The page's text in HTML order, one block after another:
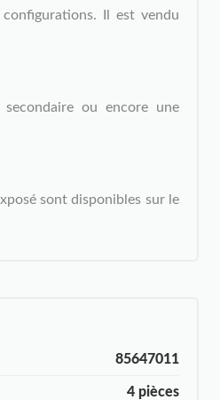
Il est vendu
ou encore une
sont disponibles sur le
85647011
4 pièces